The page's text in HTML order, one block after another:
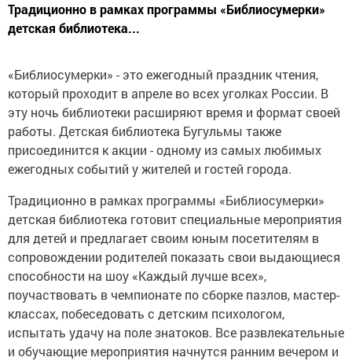
Традиционно в рамках программы «Библиосумерки»
детская библиотека...
«Библиосумерки» - это ежегодный праздник чтения,
который проходит в апреле во всех уголках России. В
эту ночь библиотеки расширяют время и формат своей
работы. Детская библиотека Бугульмы также
присоединится к акции - одному из самых любимых
ежегодных событий у жителей и гостей города.
Традиционно в рамках программы «Библиосумерки»
детская библиотека готовит специальные мероприятия
для детей и предлагает своим юным посетителям в
сопровождении родителей показать свои выдающиеся
способности на шоу «Каждый лучше всех»,
поучаствовать в чемпионате по сборке пазлов, мастер-
классах, побеседовать с детским психологом,
испытать удачу на поле знатоков. Все развлекательные
и обучающие мероприятия начнутся ранним вечером и